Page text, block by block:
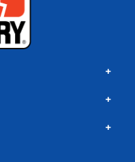
+
+
+